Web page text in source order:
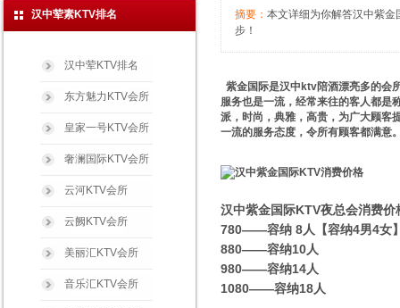
摘要： 本文详细为你解答汉中紫
步！
紫金国际是汉中ktv陪酒漂亮多的会
服务也是一流，经常来往的客人都是
派，时尚，典雅，高贵，为广大顾客
一流的服务态度，令所有顾客都满意
汉中紫金国际KTV夜总会消费价
780——容纳 8人【容纳4男4女
880——容纳10人
980——容纳14人
1080——容纳18人
汉中荤素KTV排名
汉中荤KTV排名
东方魅力KTV会所
皇家一号KTV会所
奢澜国际KTV会所
云河KTV会所
云阙KTV会所
美丽汇KTV会所
音乐汇KTV会所